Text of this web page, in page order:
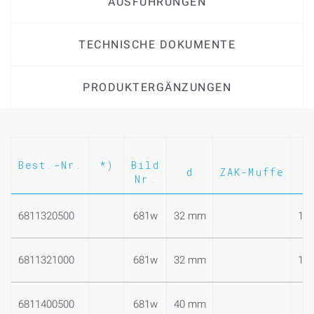
TECHNISCHE DOKUMENTE
PRODUKTERGÄNZUNGEN
Best.-Nr. *)
Bild
Nr.
d ZAK-Muffe
6811320500 681w 32 mm 1
6811321000 681w 32 mm 1
6811400500 681w 40 mm